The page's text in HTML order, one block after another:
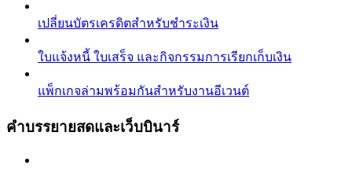
เปลี่ยนบัตรเครดิตสำหรับชำระเงิน
ใบแจ้งหนี้ ใบเสร็จ และกิจกรรมการเรียกเก็บเงิน
แพ็กเกจล่ามพร้อมกันสำหรับงานอีเวนต์
คำบรรยายสดและเว็บบินาร์